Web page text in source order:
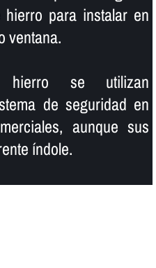
para instalar en
ventana.
se utilizan
de seguridad en
aunque sus
í­ndole.